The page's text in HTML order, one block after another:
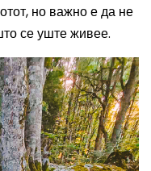
но важно е да не
се уште живее.